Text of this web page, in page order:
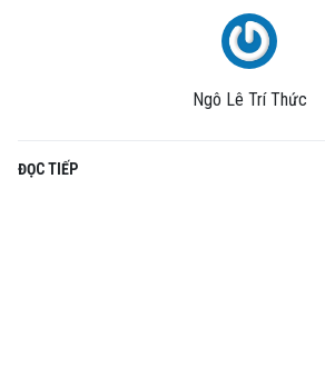
Ngô Lê Trí Thức
ĐỌC TIẾP